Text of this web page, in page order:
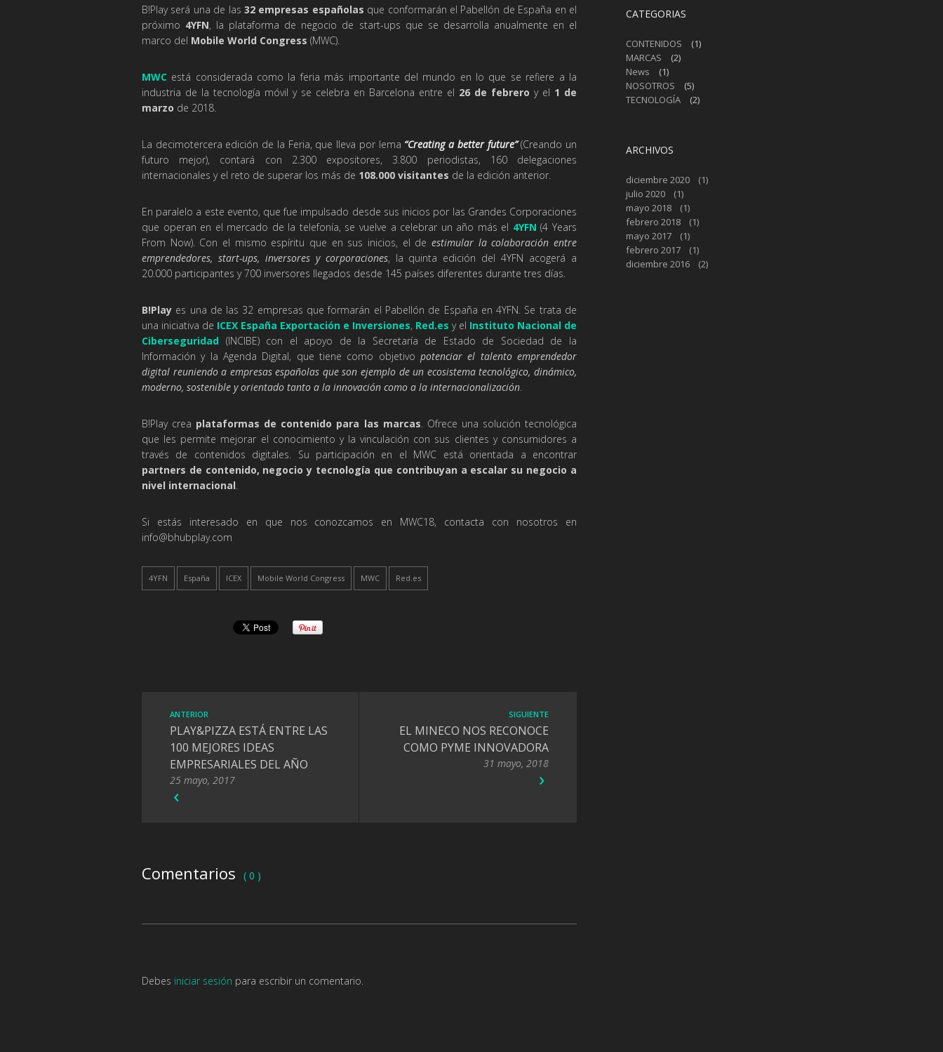
B!Play será una de las 32 empresas españolas que conformarán el Pabellón de España en el
próximo 4YFN, la plataforma de negocio de start-ups que se desarrolla anualmente en el
marco del Mobile World Congress (MWC).
MWC está considerada como la feria más importante del mundo en lo que se refiere a la
industria de la tecnología móvil y se celebra en Barcelona entre el 26 de febrero y el 1 de
marzo de 2018.
La decimotercera edición de la Feria, que lleva por lema “Creating a better future”(Creando un
futuro mejor), contará con 2.300 expositores, 3.800 periodistas, 160 delegaciones
internacionales y el reto de superar los más de 108.000 visitantes de la edición anterior.
En paralelo a este evento, que fue impulsado desde sus inicios por las Grandes Corporaciones
que operan en el mercado de la telefonía, se vuelve a celebrar un año más el 4YFN (4 Years
From Now). Con el mismo espíritu que en sus inicios, el de estimular la colaboración entre
emprendedores, start-ups, inversores y corporaciones, la quinta edición del 4YFN acogerá a
20.000 participantes y 700 inversores llegados desde 145 países diferentes durante tres días.
B!Play es una de las 32 empresas que formarán el Pabellón de España en 4YFN. Se trata de
una iniciativa de ICEX España Exportación e Inversiones, Red.es y el Instituto Nacional de
Ciberseguridad (INCIBE) con el apoyo de la Secretaría de Estado de Sociedad de la
Información y la Agenda Digital, que tiene como objetivo potenciar el talento emprendedor
digital reuniendo a empresas españolas que son ejemplo de un ecosistema tecnológico, dinámico,
moderno, sostenible y orientado tanto a la innovación como a la internacionalización.
B!Play crea plataformas de contenido para las marcas. Ofrece una solución tecnológica
que les permite mejorar el conocimiento y la vinculación con sus clientes y consumidores a
través de contenidos digitales. Su participación en el MWC está orientada a encontrar
partners de contenido, negocio y tecnología que contribuyan a escalar su negocio a
nivel internacional.
Si estás interesado en que nos conozcamos en MWC18, contacta con nosotros en
info@bhubplay.com
4YFN España ICEX Mobile World Congress MWC Red.es
ANTERIOR
PLAY&PIZZA ESTÁ ENTRE LAS
100 MEJORES IDEAS
EMPRESARIALES DEL AÑO
25 mayo, 2017
SIGUIENTE
EL MINECO NOS RECONOCE
COMO PYME INNOVADORA
31 mayo, 2018
Comentarios ( 0 )
Debes iniciar sesión para escribir un comentario.
CATEGORIAS
CONTENIDOS
(1)
MARCAS
(2)
News
(1)
NOSOTROS
(5)
TECNOLOGÍA
(2)
ARCHIVOS
diciembre 2020
(1)
julio 2020
(1)
mayo 2018
(1)
febrero 2018
(1)
mayo 2017
(1)
febrero 2017
(1)
diciembre 2016
(2)